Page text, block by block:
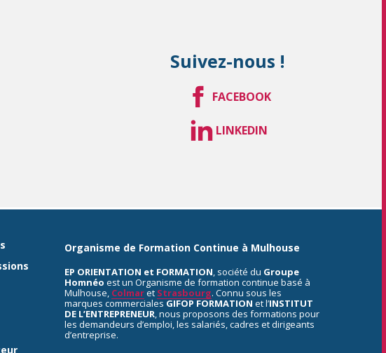
Suivez-nous !
FACEBOOK
LINKEDIN
Organisme de Formation Continue à Mulhouse
EP ORIENTATION et FORMATION, société du Groupe
Homnéoest un Organisme de formation continue basé à
Mulhouse, Colmaret Strasbourg. Connu sous les
marques commercialesGIFOP FORMATION et l’INSTITUT
DE L’ENTREPRENEUR, nous proposons des formations pour
les demandeurs d’emploi, les salariés, cadres et dirigeants
d’entreprise.